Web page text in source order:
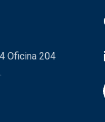
Oficina 204